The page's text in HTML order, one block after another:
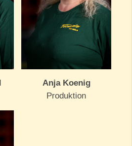
Anja Koenig
Produktion